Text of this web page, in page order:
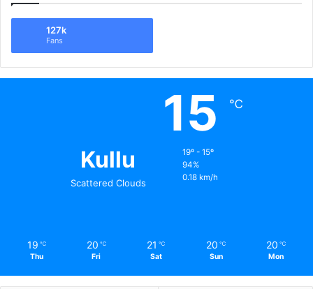
127k
Fans
Kullu
Scattered Clouds
15 ℃
19º - 15º
94%
0.18 km/h
19 ℃
Thu
20 ℃
Fri
21 ℃
Sat
20 ℃
Sun
20 ℃
Mon